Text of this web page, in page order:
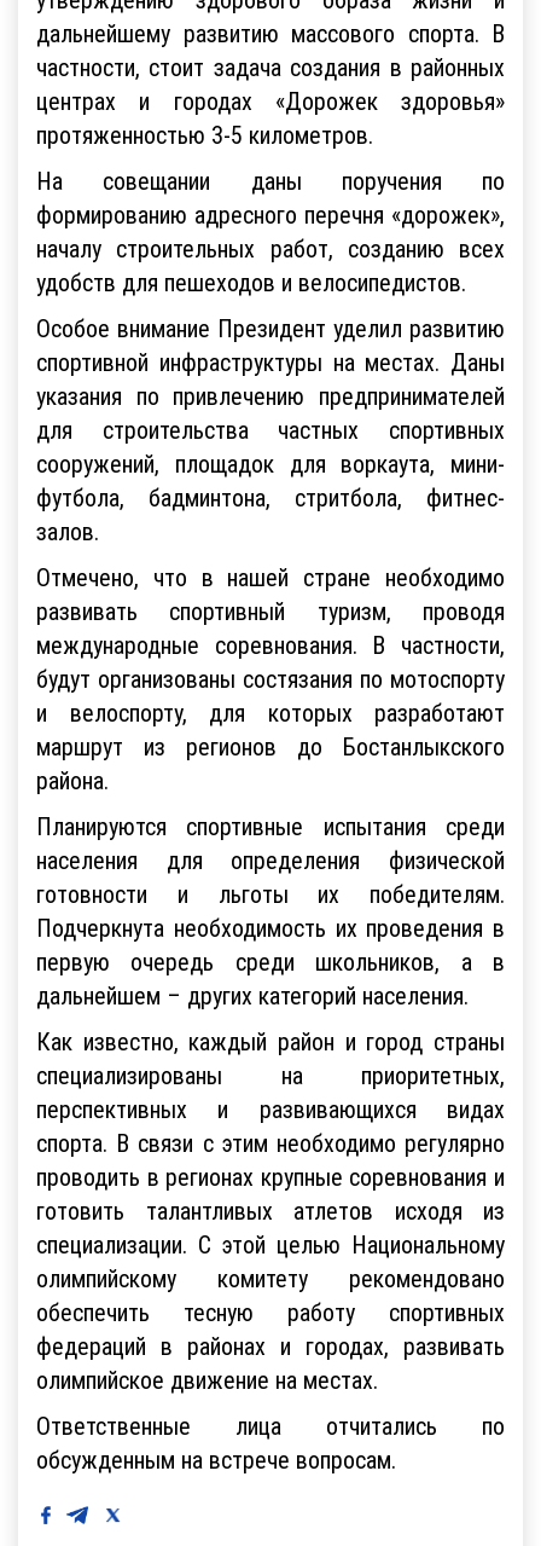
утверждению здорового образа жизни и
дальнейшему развитию массового спорта. В
частности, стоит задача создания в районных
центрах и городах «Дорожек здоровья»
протяженностью 3-5 километров.
На совещании даны поручения по
формированию адресного перечня «дорожек»,
началу строительных работ, созданию всех
удобств для пешеходов и велосипедистов.
Особое внимание Президент уделил развитию
спортивной инфраструктуры на местах. Даны
указания по привлечению предпринимателей
для строительства частных спортивных
сооружений, площадок для воркаута, мини-
футбола, бадминтона, стритбола, фитнес-
залов.
Отмечено, что в нашей стране необходимо
развивать спортивный туризм, проводя
международные соревнования. В частности,
будут организованы состязания по мотоспорту
и велоспорту, для которых разработают
маршрут из регионов до Бостанлыкского
района.
Планируются спортивные испытания среди
населения для определения физической
готовности и льготы их победителям.
Подчеркнута необходимость их проведения в
первую очередь среди школьников, а в
дальнейшем – других категорий населения.
Как известно, каждый район и город страны
специализированы на приоритетных,
перспективных и развивающихся видах
спорта. В связи с этим необходимо регулярно
проводить в регионах крупные соревнования и
готовить талантливых атлетов исходя из
специализации. С этой целью Национальному
олимпийскому комитету рекомендовано
обеспечить тесную работу спортивных
федераций в районах и городах, развивать
олимпийское движение на местах.
Ответственные лица отчитались по
обсужденным на встрече вопросам.